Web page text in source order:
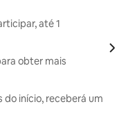
até 1
obter mais
do início, receberá um